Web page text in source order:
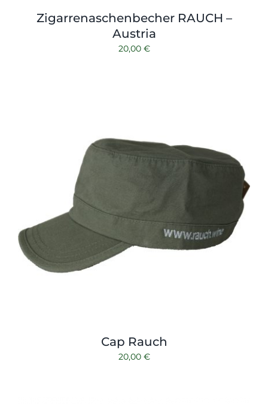
Zigarrenaschenbecher RAUCH –
Austria
20,00 €
Cap Rauch
20,00 €